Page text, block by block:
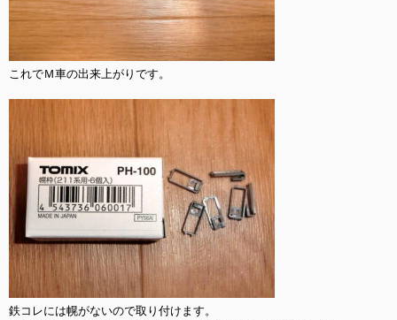
これでＭ車の出来上がりです。
鉄コレには幌がないので取り付けます。